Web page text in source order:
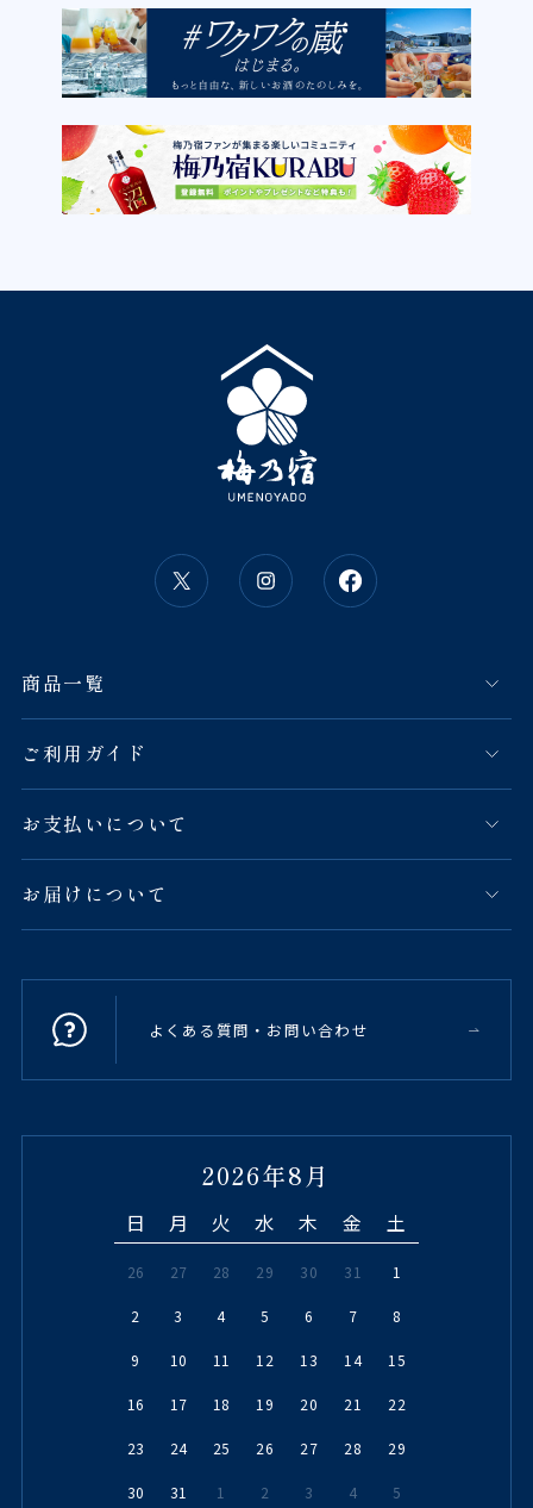
商品一覧
ご利用ガイド
お支払いについて
お届けについて
よくある質問・お問い合わせ
2026年8月
日 月 火 水 木 金 土
26 27 28 29 30 31 1
2 3 4 5 6 7 8
9 10 11 12 13 14 15
16 17 18 19 20 21 22
23 24 25 26 27 28 29
30 31 1 2 3 4 5